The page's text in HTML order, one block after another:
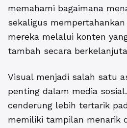
memahami bagaimana
sekaligus
mereka melalui konten
tambah secara
Visual menjadi salah satu
penting dalam media
cenderung lebih tertarik
memiliki tampilan menarik